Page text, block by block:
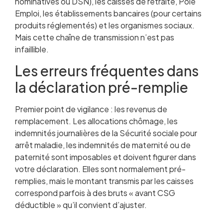
Emploi, les établissements bancaires (pour certains
produits réglementés) et les organismes sociaux.
Mais cette chaîne de transmission n’est pas
infaillible.
Les erreurs fréquentes dans
la déclaration pré-remplie
Premier point de vigilance : les revenus de
remplacement. Les allocations chômage, les
indemnités journalières de la Sécurité sociale pour
arrêt maladie, les indemnités de maternité ou de
paternité sont imposables et doivent figurer dans
votre déclaration. Elles sont normalement pré-
remplies, mais le montant transmis par les caisses
correspond parfois à des bruts « avant CSG
déductible » qu’il convient d’ajuster.